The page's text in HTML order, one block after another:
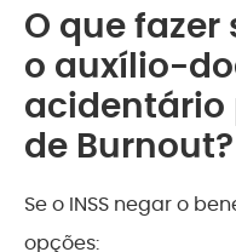
O que fazer
o auxílio-
acidentário
de Burnout?
Se o INSS negar o
opções: